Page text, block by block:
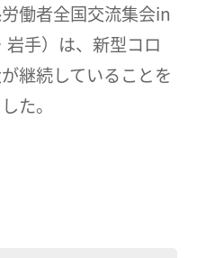
働者全国交流集会in
手）は、新型コロ
継続していることを
た。